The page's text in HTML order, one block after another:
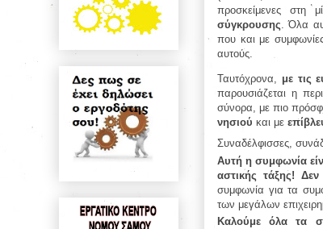
προσκείμενες στη
σύγκρουσης . Όλα
που και με
αυτούς.
Ταυτόχρονα, με τις
παρουσιάζεται η
σύνορα, με πιο
νησιού και με
Συναδέλφισσες,
Αυτή η συμφωνία
αστικής τάξης!
συμφωνία για τα
των μεγάλων
Καλούμε όλα τα